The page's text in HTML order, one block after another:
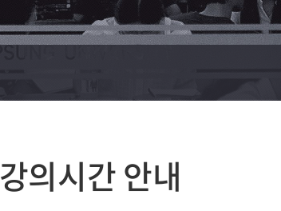
심볼마크/로고
마스코트
총장직속기관
대학본부
부설연구소
사회복지대학원
교육대학원
생활관안내
통학버스 안내
협성 WEBZINE
강의시간 안내